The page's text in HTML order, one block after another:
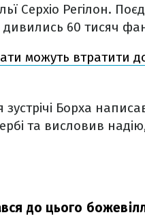
Серхіо Регілон.
60 тисяч
можуть втратити
зустрічі Борха
та висловив
до цього